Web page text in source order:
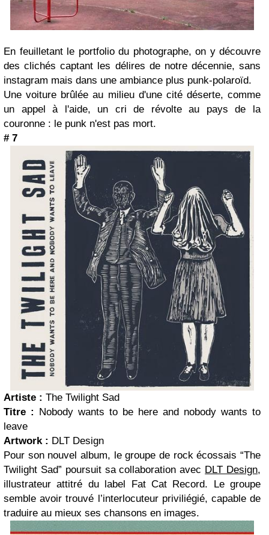
En feuilletant le portfolio du photographe, on y découvre
des clichés captant les délires de notre décennie, sans
instagram mais dans une ambiance plus punk-polaroïd.
Une voiture brûlée au milieu d'une cité déserte, comme
un appel à l'aide, un cri de révolte au pays de la
couronne : le punk n'est pas mort.
# 7
Artiste : The Twilight Sad
Titre : Nobody wants to be here and nobody wants to
leave
Artwork : DLT Design
Pour son nouvel album, le groupe de rock écossais “The
Twilight Sad” poursuit sa collaboration avec DLT Design,
illustrateur attitré du label Fat Cat Record. Le groupe
semble avoir trouvé l’interlocuteur priviliégié, capable de
traduire au mieux ses chansons en images.